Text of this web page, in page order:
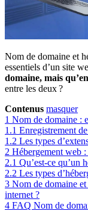
Nom de domaine et
essentiels d’un site
domaine, mais
entre les deux ?
Contenus masquer
1 Nom de domaine :
1.1 Enregistrement
1.2 Les types
2 Hébergement web
2.1 Qu’est-ce qu’un
2.2 Les types
3 Nom de domaine
internet ?
4 FAQ Nom de